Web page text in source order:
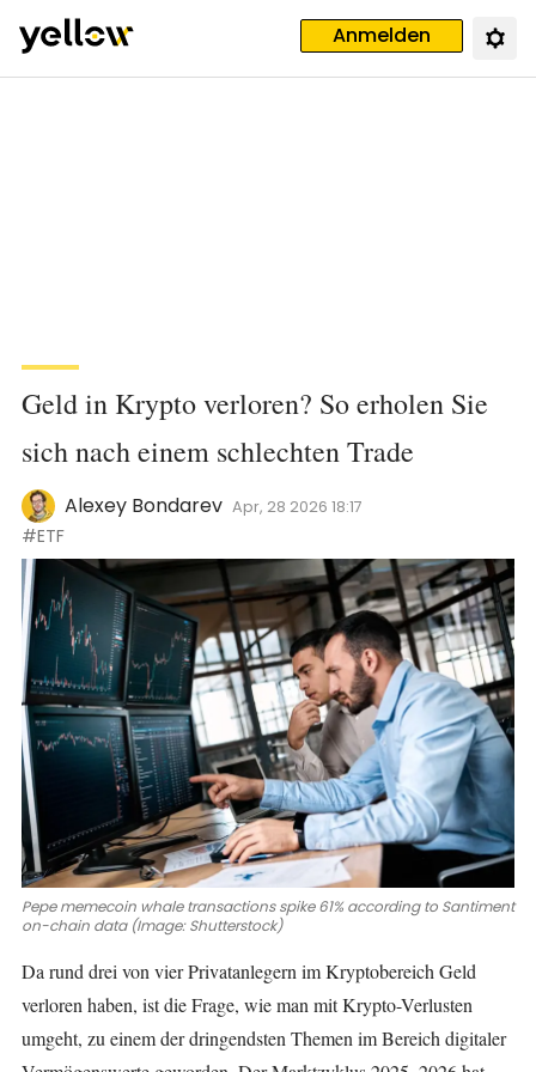
Anmelden
Geld in Krypto verloren? So erholen Sie
sich nach einem schlechten Trade
Alexey Bondarev Apr, 28 2026 18:17
#ETF
Pepe memecoin whale transactions spike 61% according to Santiment
on-chain data (Image: Shutterstock)
Da rund drei von vier Privatanlegern im Kryptobereich Geld
verloren haben, ist die Frage, wie man mit Krypto-Verlusten
umgeht, zu einem der dringendsten Themen im Bereich digitaler